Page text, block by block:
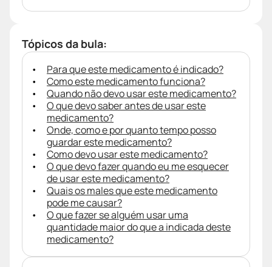
Tópicos da bula:
Para que este medicamento é indicado?
Como este medicamento funciona?
Quando não devo usar este medicamento?
O que devo saber antes de usar este
medicamento?
Onde, como e por quanto tempo posso
guardar este medicamento?
Como devo usar este medicamento?
O que devo fazer quando eu me esquecer
de usar este medicamento?
Quais os males que este medicamento
pode me causar?
O que fazer se alguém usar uma
quantidade maior do que a indicada deste
medicamento?